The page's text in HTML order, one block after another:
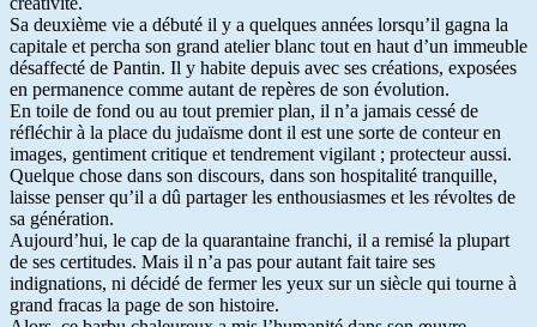
Sa deuxième vie a débuté il y a quelques années lorsqu’il gagna la
capitale et percha son grand atelier blanc tout en haut d’un immeuble
désaffecté de Pantin. Il y habite depuis avec ses créations, exposées
en permanence comme autant de repères de son évolution.
En toile de fond ou au tout premier plan, il n’a jamais cessé de
réfléchir à la place du judaïsme dont il est une sorte de conteur en
images, gentiment critique et tendrement vigilant ; protecteur aussi.
Quelque chose dans son discours, dans son hospitalité tranquille,
laisse penser qu’il a dû partager les enthousiasmes et les révoltes de
sa génération.
Aujourd’hui, le cap de la quarantaine franchi, il a remisé la plupart
de ses certitudes. Mais il n’a pas pour autant fait taire ses
indignations, ni décidé de fermer les yeux sur un siècle qui tourne à
grand fracas la page de son histoire.